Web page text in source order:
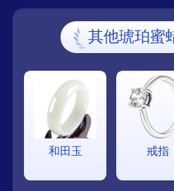
其他琥珀蜜
和田玉 戒指